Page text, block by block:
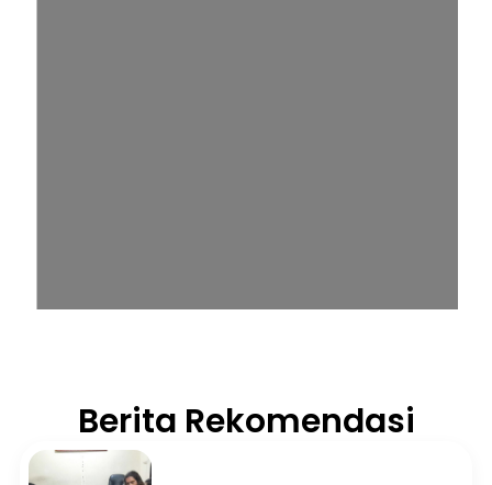
Berita Rekomendasi